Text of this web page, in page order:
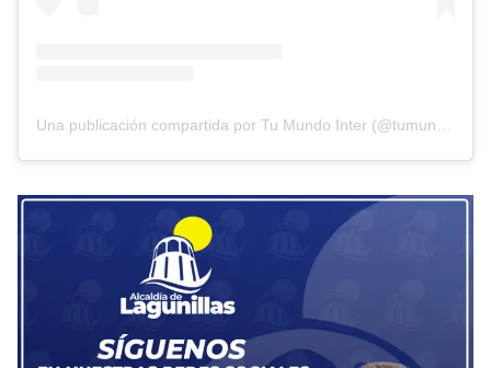
Una publicación compartida por Tu Mundo Inter (@tumundointer)